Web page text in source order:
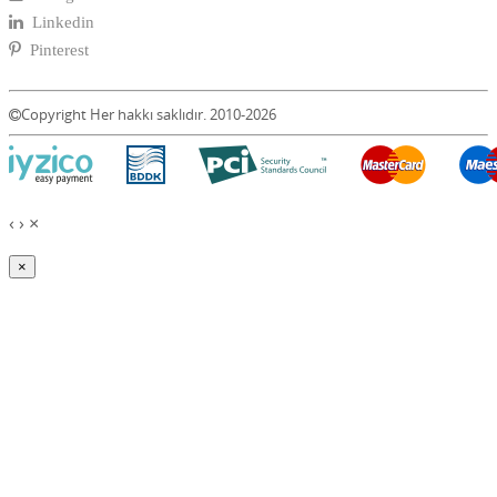
Linkedin
Pinterest
Copyright Her hakkı saklıdır. 2010-2026
‹ › ×
×